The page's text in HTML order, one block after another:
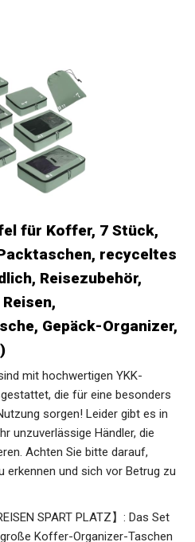
für Koffer, 7 Stück,
recyceltes
Reisezubehör,
Gepäck-Organizer,
mit hochwertigen YKK-
die für eine besonders
sorgen! Leider gibt es in
unzuverlässige Händler, die
Achten Sie bitte darauf,
erkennen und sich vor Betrug zu
SPART PLATZ】: Das Set
Koffer-Organizer-Taschen